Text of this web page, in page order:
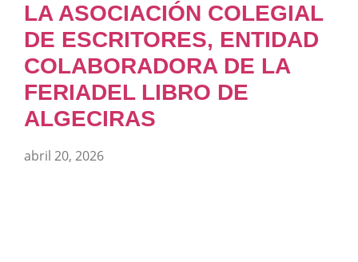
LA ASOCIACIÓN COLEGIAL
DE ESCRITORES, ENTIDAD
COLABORADORA DE LA
FERIADEL LIBRO DE
ALGECIRAS
abril 20, 2026